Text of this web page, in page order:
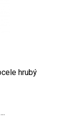
hrubý